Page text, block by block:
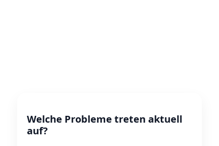
Welche Probleme treten aktuell
auf?